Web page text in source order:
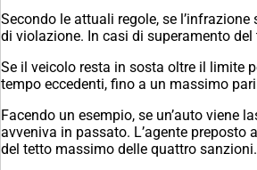
Secondo le attuali regole, se
di violazione. In casi di superamento
Se il veicolo resta in sosta oltre il limite
tempo eccedenti, fino a un massimo
Facendo un esempio, se un’auto viene
avveniva in passato. L’agente
del tetto massimo delle quattro sanzioni.